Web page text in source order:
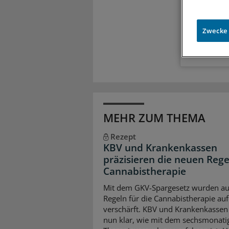
MEHR ZUM THEMA
Rezept
KBV und Krankenkassen
präzisieren die neuen
Cannabistherapie
Mit dem GKV-Spargesetz wurden
Regeln für die Cannabistherapie
verschärft. KBV und
nun klar, wie mit dem